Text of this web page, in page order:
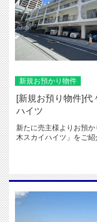
新規お預かり物件
[新規お預り物件]代
ハイツ
新たに売主様よりお預か
木スカイハイツ」をご紹